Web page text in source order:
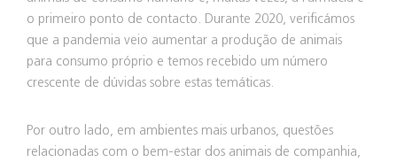
o primeiro ponto de contacto. Durante 2020, verificámos
que a pandemia veio aumentar a produção de animais
para consumo próprio e temos recebido um número
crescente de dúvidas sobre estas temáticas.
Por outro lado, em ambientes mais urbanos, questões
relacionadas com o bem-estar dos animais de companhia,